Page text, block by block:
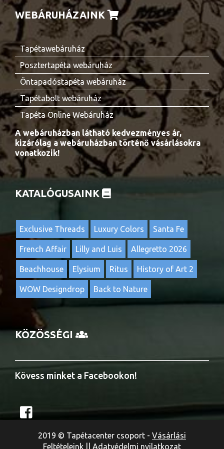
WEBÁRUHÁZAINK
Tapétawebáruház
Posztertapéta webáruház
Öntapadóstapéta webáruház
Tapétabolt webáruház
Tapéta Online Webáruház
A webáruházban látható kedvezményes ár,
kizárólag a webáruházban történő vásárlásokra
vonatkozik!
KATALÓGUSAINK
Exclusive Threads Luxury Colors Santa Fe
French Affair Lilly and Luis Allegretto 2026
Beachhouse Elysium Ritus History of Art 2
WOW Designdrop Back to Nature
KÖZÖSSÉGI
Kövess minket a Facebookon!
2019 © Tapétacenter csoport - Vásárlási
Feltételeink
Adatvédelmi nyilatkozat